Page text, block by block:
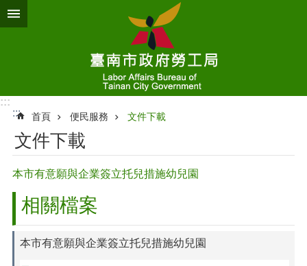
跳到主要內容區塊
:::
:::
首頁 便民服務 文件下載
文件下載
本市有意願與企業簽立托兒措施幼兒園
相關檔案
本市有意願與企業簽立托兒措施幼兒園